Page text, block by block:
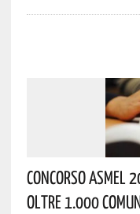
Concorso Asmel
Oltre 1.000